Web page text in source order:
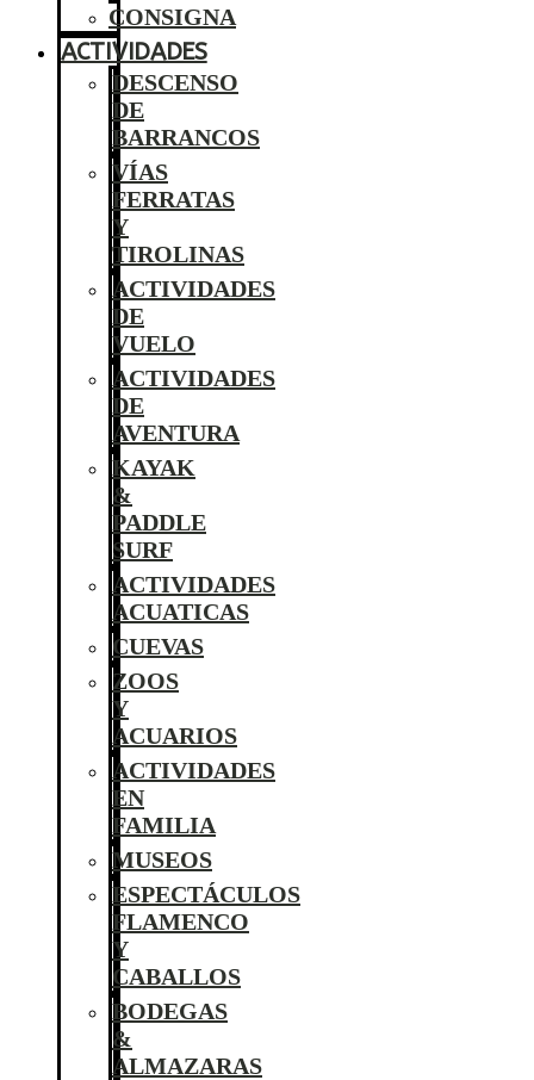
CONSIGNA
ACTIVIDADES
DESCENSO
DE
BARRANCOS
VÍAS
FERRATAS
Y
TIROLINAS
ACTIVIDADES
DE
VUELO
ACTIVIDADES
DE
AVENTURA
KAYAK
&
PADDLE
SURF
ACTIVIDADES
ACUATICAS
CUEVAS
ZOOS
Y
ACUARIOS
ACTIVIDADES
EN
FAMILIA
MUSEOS
ESPECTÁCULOS
FLAMENCO
Y
CABALLOS
BODEGAS
&
ALMAZARAS